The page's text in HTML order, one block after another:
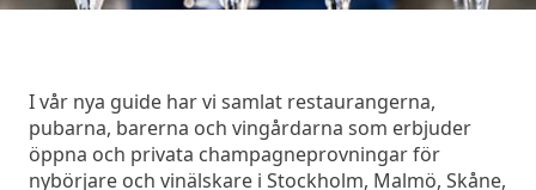
I vår nya guide har vi samlat restaurangerna,
pubarna, barerna och vingårdarna som erbjuder
öppna och privata champagneprovningar för
nybörjare och vinälskare i Stockholm, Malmö, Skåne,